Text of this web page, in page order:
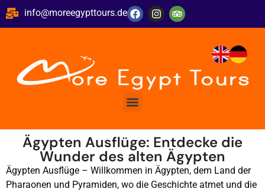
info@moreegypttours.de
Ägypten Ausflüge: Entdecke die
Wunder des alten Ägypten
Ägypten Ausflüge – Willkommen in Ägypten, dem Land der
Pharaonen und Pyramiden, wo die Geschichte atmet und die